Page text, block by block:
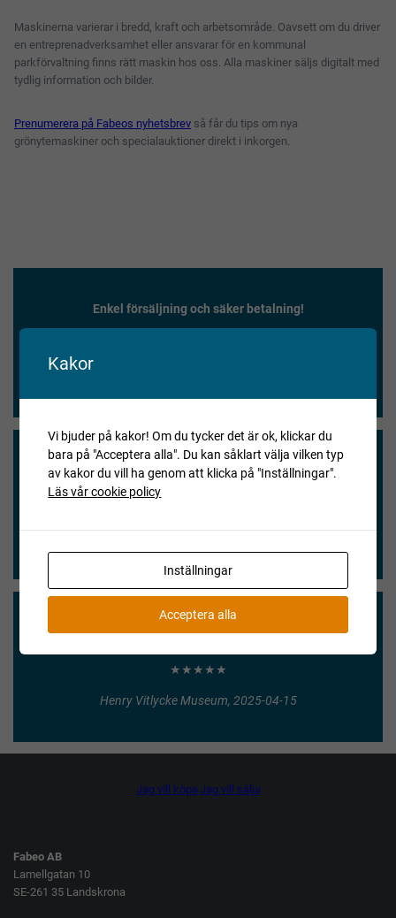
Maskinerna varierar i bredd, kraft och arbetsområde. Oavsett om du driver
en entreprenadverksamhet eller ansvarar för en kommunal
parkförvaltning finns rätt maskin hos oss. Alla maskiner säljs digitalt med
tydlig information och bilder.
Prenumerera på Fabeos nyhetsbrev så får du tips om nya
grönytemaskiner och specialauktioner direkt i inkorgen.
Enkel försäljning och säker betalning!
Smidig hantering, bra mäklare & ett bra pris!!
Vi blev nöjda och våra köpare också.
★★★★★
Henry Vitlycke Museum, 2025-04-15
Jag vill köpa Jag vill sälja
Fabeo AB
Lamellgatan 10
SE-261 35 Landskrona
Kakor
Vi bjuder på kakor! Om du tycker det är ok, klickar du
bara på "Acceptera alla". Du kan såklart välja vilken typ
av kakor du vill ha genom att klicka på "Inställningar".
Läs vår cookie policy
Inställningar
Acceptera alla